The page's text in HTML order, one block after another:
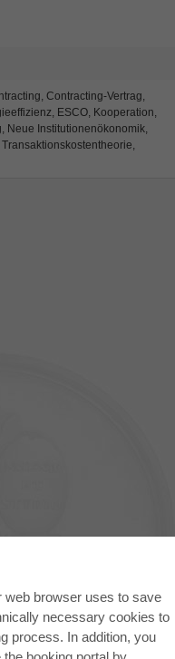
web browser uses to save
necessary cookies to
process. In addition, you
Contracting-Vertrag,
ESCO, Kooperation,
Neue Institutionenökonomik,